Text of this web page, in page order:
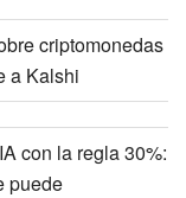
criptomonedas
a Kalshi
con la regla 30%:
puede